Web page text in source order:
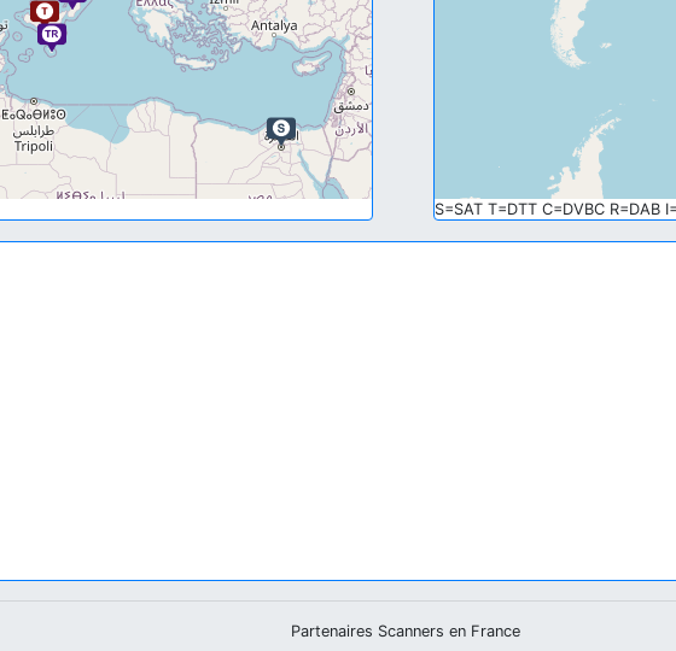
S=SAT T=DTT C=DVBC R=DAB
Partenaires Scanners en France